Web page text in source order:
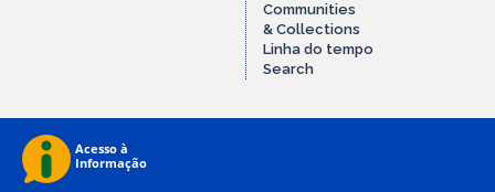
Communities
& Collections
Linha do tempo
Search